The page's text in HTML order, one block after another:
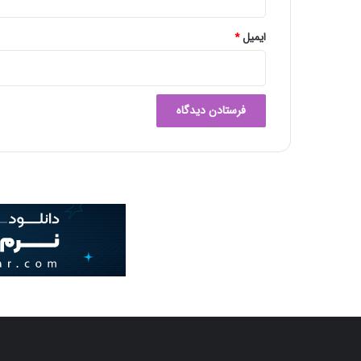
ف
ی
ش
ایمیل*